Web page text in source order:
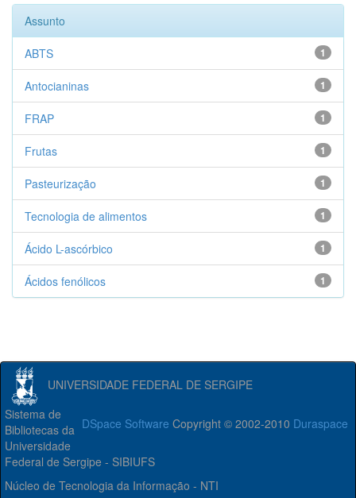
Assunto
1
ABTS
1
Antocianinas
1
FRAP
1
Frutas
1
Pasteurização
1
Tecnologia de alimentos
1
Ácido L-ascórbico
1
Ácidos fenólicos
UNIVERSIDADE FEDERAL DE SERGIPE
DSpace Software Copyright © 2002-2010 Duraspace
Sistema de
Bibliotecas da
Universidade
Federal de Sergipe - SIBIUFS
Núcleo de Tecnologia da Informação - NTI